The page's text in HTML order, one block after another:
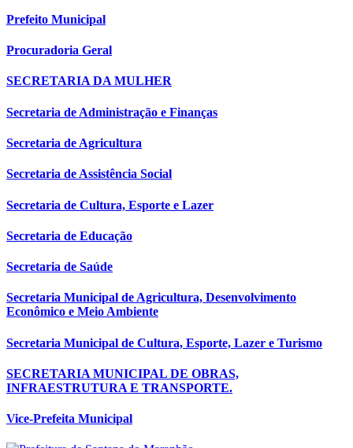
Prefeito Municipal
Procuradoria Geral
SECRETARIA DA MULHER
Secretaria de Administração e Finanças
Secretaria de Agricultura
Secretaria de Assistência Social
Secretaria de Cultura, Esporte e Lazer
Secretaria de Educação
Secretaria de Saúde
Secretaria Municipal de Agricultura, Desenvolvimento
Econômico e Meio Ambiente
Secretaria Municipal de Cultura, Esporte, Lazer e Turismo
SECRETARIA MUNICIPAL DE OBRAS,
INFRAESTRUTURA E TRANSPORTE.
Vice-Prefeita Municipal